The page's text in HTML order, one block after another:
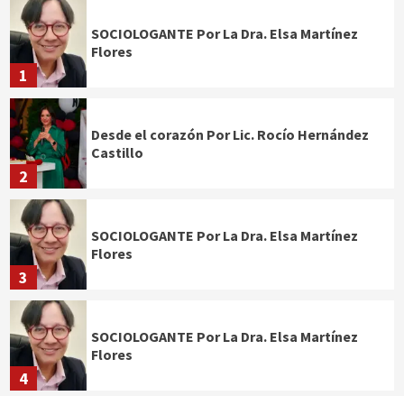
1
SOCIOLOGANTE Por La Dra. Elsa Martínez
Flores
2
Desde el corazón Por Lic. Rocío Hernández
Castillo
3
SOCIOLOGANTE Por La Dra. Elsa Martínez
Flores
4
SOCIOLOGANTE Por La Dra. Elsa Martínez
Flores